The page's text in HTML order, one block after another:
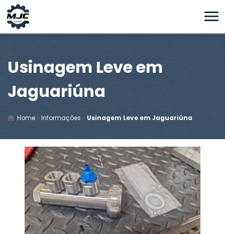
Usinagem Leve em
Jaguariúna
Home » Informações » Usinagem Leve em Jaguariúna